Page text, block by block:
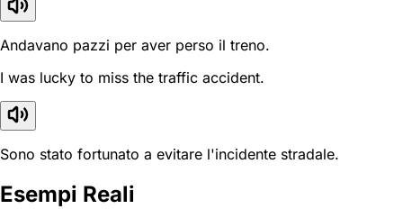
Andavano pazzi per aver perso il treno.
I was lucky to miss the traffic accident.
Sono stato fortunato a evitare l'incidente stradale.
Esempi Reali